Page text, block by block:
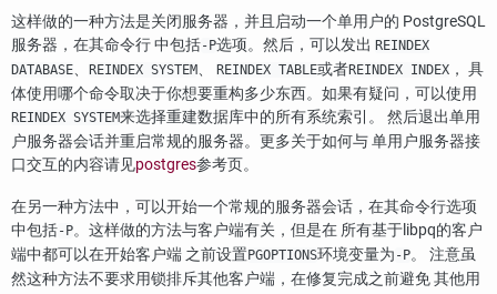
这样做的一种方法是关闭服务器，并且启动一个单用户的 PostgreSQL
服务器，在其命令行 中包括-P选项。然后，可以发出 REINDEX
DATABASE、 REINDEX SYSTEM、 REINDEX TABLE或者REINDEX INDEX ， 具
体使用哪个命令取决于你想要重构多少东西。如果有疑问，可以使用
REINDEX SYSTEM来选择重建数据库中的所有系统索引。 然后退出单用
户服务器会话并重启常规的服务器。更多关于如何与 单用户服务器接
口交互的内容请见postgres参考页。
在另一种方法中，可以开始一个常规的服务器会话，在其命令行选项
中包括-P。这样做的方法与客户端有关，但是在 所有基于 libpq的客户
端中都可以在开始客户端 之前设置PGOPTIONS环境变量为 -P。 注意虽
然这种方法不要求用锁排斥其他客户端，在修复完成之前避免 其他用